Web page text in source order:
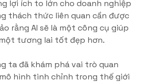
lợi ích to lớn cho doanh nghiệp
thách thức liên quan cần được
rằng AI sẽ là một công cụ giúp
tương lai tốt đẹp hơn.
ta đã khám phá vai trò quan
hình tinh chỉnh trong thế giới